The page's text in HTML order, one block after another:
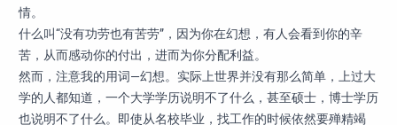
情。
什么叫“没有功劳也有苦劳”，因为你在幻想，有人会看到你的辛
苦，从而感动你的付出，进而为你分配利益。
然而，注意我的用词—幻想。实际上世界并没有那么简单，上过大
学的人都知道，一个大学学历说明不了什么，甚至硕士，博士学历
也说明不了什么。即使从名校毕业，找工作的时候依然要殚精竭